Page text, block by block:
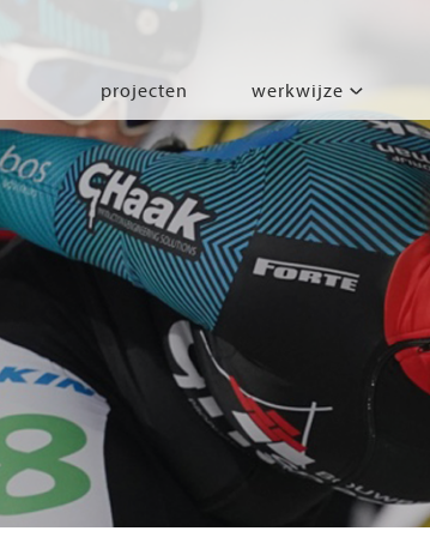
projecten werkwijze
segmenten
leren
wonen
werken
bewegen